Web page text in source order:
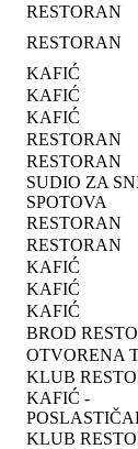
RESTORAN
RESTORAN
KAFIĆ
KAFIĆ
KAFIĆ
RESTORAN
RESTORAN
SUDIO ZA
SPOTOVA
RESTORAN
RESTORAN
KAFIĆ
KAFIĆ
KAFIĆ
BROD
OTVORENA
KLUB
KAFIĆ -
KLUB